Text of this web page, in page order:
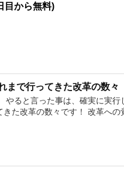
目から無料)
まで行ってきた改革の数々
やると言った事は、確実に実行
た改革の数々です！ 改革への